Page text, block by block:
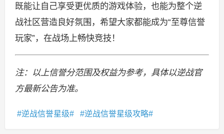
既能让自己享受更优质的游戏体验，也能为整个逆
战社区营造良好氛围，希望大家都能成为“至尊信誉
玩家”，在战场上畅快竞技！
注：以上信誉分范围及权益为参考，具体以逆战官
方最新公告为准。
逆战信誉星级 逆战信誉星级攻略